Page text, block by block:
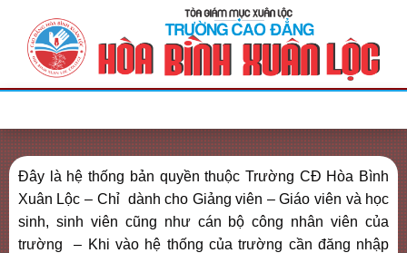
Đây là hệ thống bản quyền thuộc Trường CĐ Hòa Bình
Xuân Lộc – Chỉ dành cho Giảng viên – Giáo viên và học
sinh, sinh viên cũng như cán bộ công nhân viên của
trường – Khi vào hệ thống của trường cần đăng nhập